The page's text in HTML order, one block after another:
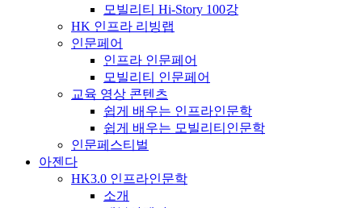
모빌리티 Hi-Story 100강
HK 인프라 리빙랩
인문페어
인프라 인문페어
모빌리티 인문페어
교육 영상 콘텐츠
쉽게 배우는 인프라인문학
쉽게 배우는 모빌리티인문학
인문페스티벌
아젠다
HK3.0 인프라인문학
소개